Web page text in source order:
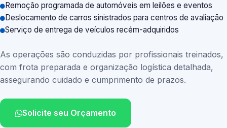
Remoção programada de automóveis em leilões e eventos
Deslocamento de carros sinistrados para centros de avaliação
Serviço de entrega de veículos recém-adquiridos
As operações são conduzidas por profissionais treinados,
com frota preparada e organização logística detalhada,
assegurando cuidado e cumprimento de prazos.
Solicite seu Orçamento